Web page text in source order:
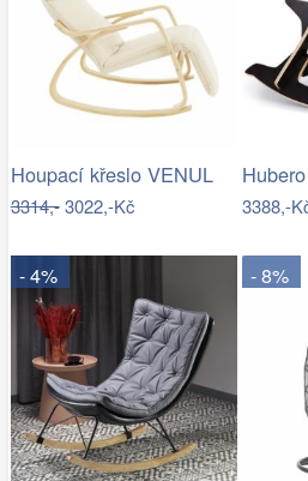
Houpací křeslo VENUL
3314,-3022,-Kč 3388,-
- 4% - 8%